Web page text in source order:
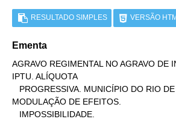
RESULTADO SIMPLES VERSÃO
Ementa
AGRAVO REGIMENTAL NO AGRAVO DE
IPTU. ALÍQUOTA
MODULAÇÃO DE EFEITOS.